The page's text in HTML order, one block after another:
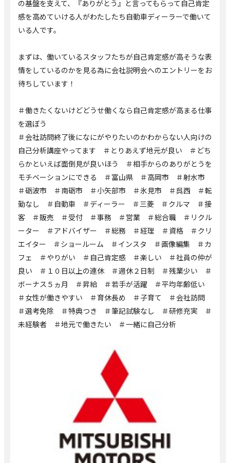
の基盤を支えて、『ありがとう』と言ってもらって自己肯定
感を高めていける人がわたしたち自動車ディーラーで働いて
いる人です。
まずは、働いているスタッフたちが自己肯定感が高そうな表
情をしているのかを見る為に会社説明会へのエントリーをお
待ちしています！
＃働きたくないけどどうせ働くなら自己肯定感が高まる仕事
を選ぼう
＃会社訪問終了後になにがやりたいのかわからない人向けの
自己分析講座やってます ＃とりあえず地元が良い ＃どち
らかといえば面倒見が良いほう ＃相手からのありがとうを
モチベーションにできる ＃富山県 ＃高岡市 ＃射水市
＃砺波市 ＃南砺市 ＃小矢部市 ＃氷見市 ＃呉西 ＃転
勤なし ＃自動車 ＃ディーラー ＃三菱 ＃クルマ ＃接
客 ＃販売 ＃受付 ＃事務 ＃営業 ＃総合職 ＃リクル
ーター ＃アドバイザー ＃総務 ＃経理 ＃資格 ＃クリ
エイター ＃ショールーム ＃インスタ ＃画像編集 ＃カ
フェ ＃やりがい ＃自己肯定感 ＃楽しい ＃社員の仲が
良い ＃１０日以上の連休 ＃週休２日制 ＃残業少い ＃
ボーナス５ヵ月 ＃昇給 ＃若手が活躍 ＃平均年齢低い
＃女性が働きやすい ＃育休長め ＃子育て ＃会社訪問
＃選考免除 ＃特典つき ＃筆記試験なし ＃研修充実 ＃
未経験者 ＃地元で働きたい ＃一緒に自己分析